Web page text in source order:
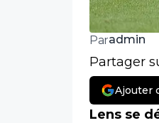
Paradmin
Partager
Ajouter
Lens se